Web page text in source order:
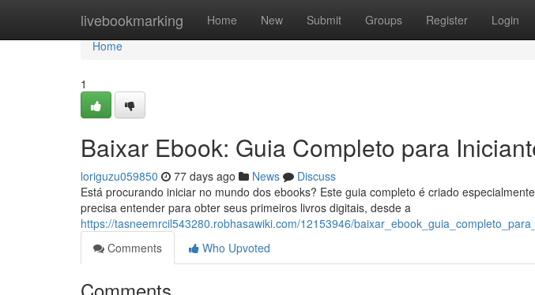
livebookmarking Home New Submit Groups Register Login
Home
Home
1
Baixar Ebook: Guia Completo para
loriguzu059850 77 days ago News
Discuss
Está procurando iniciar no mundo dos ebooks? Este guia completo é criado
precisa entender para obter seus primeiros livros digitais, desde a
https://tasneemrcil543280.robhasawiki.com/12153946/
Comments
Who Upvoted